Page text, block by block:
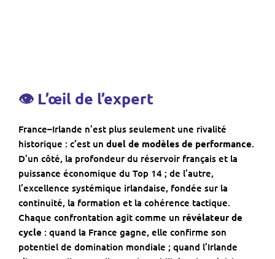
👁 L’œil de l’expert
France–Irlande n’est plus seulement une rivalité
historique : c’est un duel de modèles de performance.
D’un côté, la profondeur du réservoir français et la
puissance économique du Top 14 ; de l’autre,
l’excellence systémique irlandaise, fondée sur la
continuité, la formation et la cohérence tactique.
Chaque confrontation agit comme un révélateur de
cycle : quand la France gagne, elle confirme son
potentiel de domination mondiale ; quand l’Irlande